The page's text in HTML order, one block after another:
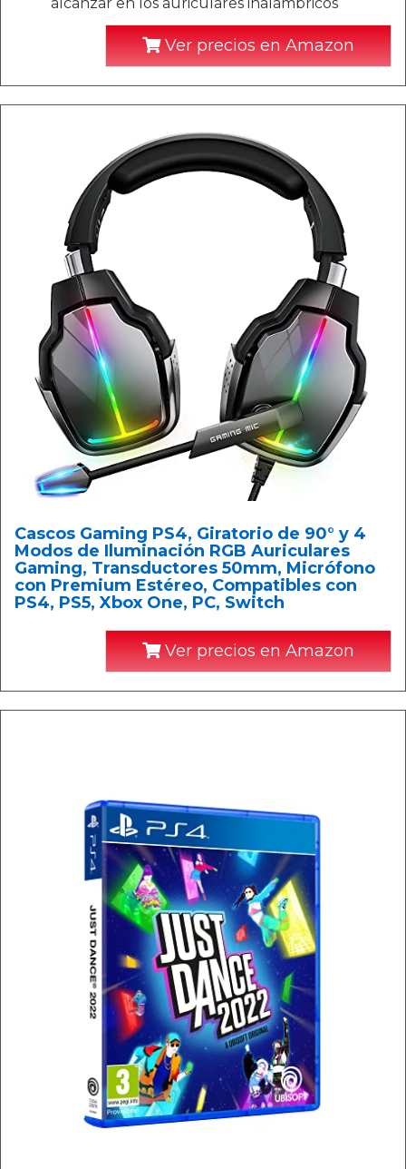
Ver precios en Amazon
Cascos Gaming PS4, Giratorio de 90° y 4
Modos de Iluminación RGB Auriculares
Gaming, Transductores 50mm, Micrófono
con Premium Estéreo, Compatibles con
PS4, PS5, Xbox One, PC, Switch
Ver precios en Amazon